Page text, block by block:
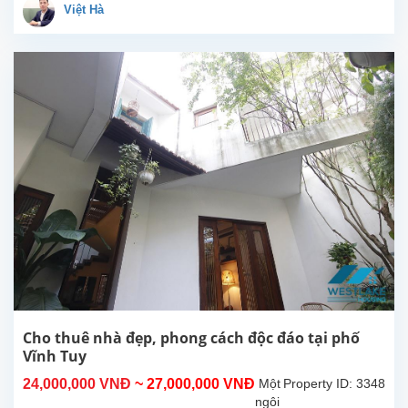
điển
cho
thuê
tại
Quận
Hoàn
nhà
có
vị
trí
đẹp
nhà
hàng,...
Việt Hà
Cho thuê nhà đẹp, phong cách độc đáo tại phố
Vĩnh Tuy
24,000,000 VNĐ ~ 27,000,000 VNĐ Property ID: 3348
Một
ngôi